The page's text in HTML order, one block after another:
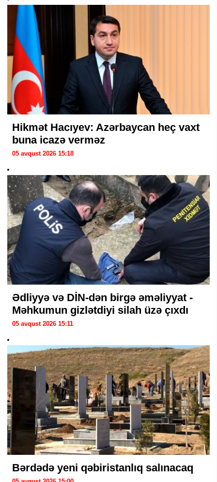
Hikmət Hacıyev: Azərbaycan heç vaxt
buna icazə verməz
05 avqust 2026 15:18
Ədliyyə və DİN-dən birgə əməliyyat -
Məhkumun gizlətdiyi silah üzə çıxdı
05 avqust 2026 15:11
Bərdədə yeni qəbiristanlıq salınacaq